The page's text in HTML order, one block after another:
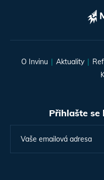
O Invinu Aktuality
Přihlašte se